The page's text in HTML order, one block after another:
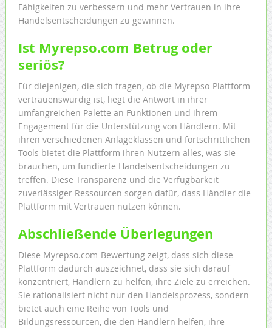
Fähigkeiten zu verbessern und mehr Vertrauen in ihre
Handelsentscheidungen zu gewinnen.
Ist Myrepso.com Betrug oder
seriös?
Für diejenigen, die sich fragen, ob die Myrepso-Plattform
vertrauenswürdig ist, liegt die Antwort in ihrer
umfangreichen Palette an Funktionen und ihrem
Engagement für die Unterstützung von Händlern. Mit
ihren verschiedenen Anlageklassen und fortschrittlichen
Tools bietet die Plattform ihren Nutzern alles, was sie
brauchen, um fundierte Handelsentscheidungen zu
treffen. Diese Transparenz und die Verfügbarkeit
zuverlässiger Ressourcen sorgen dafür, dass Händler die
Plattform mit Vertrauen nutzen können.
Abschließende Überlegungen
Diese Myrepso.com-Bewertung zeigt, dass sich diese
Plattform dadurch auszeichnet, dass sie sich darauf
konzentriert, Händlern zu helfen, ihre Ziele zu erreichen.
Sie rationalisiert nicht nur den Handelsprozess, sondern
bietet auch eine Reihe von Tools und
Bildungsressourcen, die den Händlern helfen, ihre